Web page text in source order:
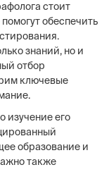
стоит
обеспечить
знаний, но и
отбор
ключевые
изучение его
образование и
также